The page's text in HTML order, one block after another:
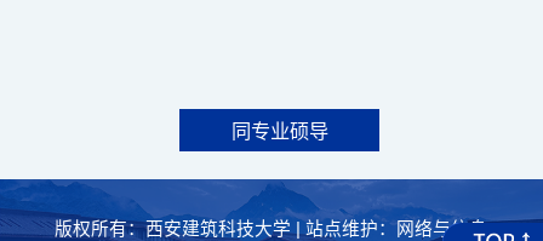
同专业硕导
版权所有：西安建筑科技大学 | 站点维护：网络与信息